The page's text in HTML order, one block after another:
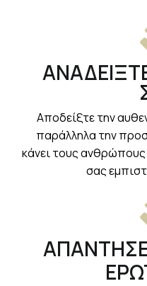
Αποδείξτε την
παράλληλα την
κάνει τους
σας